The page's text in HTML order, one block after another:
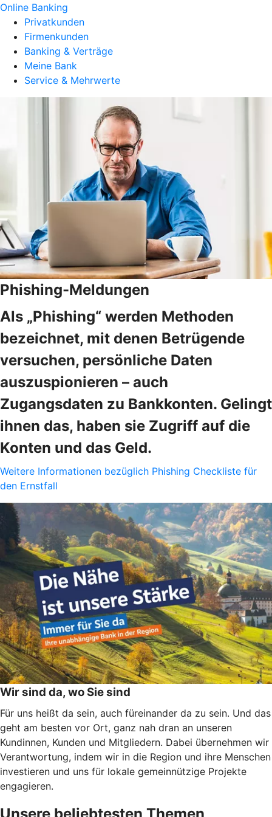
Online Banking
Privatkunden
Firmenkunden
Banking & Verträge
Meine Bank
Service & Mehrwerte
Phishing-Meldungen
Als „Phishing“ werden Methoden
bezeichnet, mit denen Betrügende
versuchen, persönliche Daten
auszuspionieren – auch
Zugangsdaten zu Bankkonten. Gelingt
ihnen das, haben sie Zugriff auf die
Konten und das Geld.
Weitere Informationen bezüglich Phishing Checkliste für
den Ernstfall
Wir sind da, wo Sie sind
Für uns heißt da sein, auch füreinander da zu sein. Und das
geht am besten vor Ort, ganz nah dran an unseren
Kundinnen, Kunden und Mitgliedern. Dabei übernehmen wir
Verantwortung, indem wir in die Region und ihre Menschen
investieren und uns für lokale gemeinnützige Projekte
engagieren.